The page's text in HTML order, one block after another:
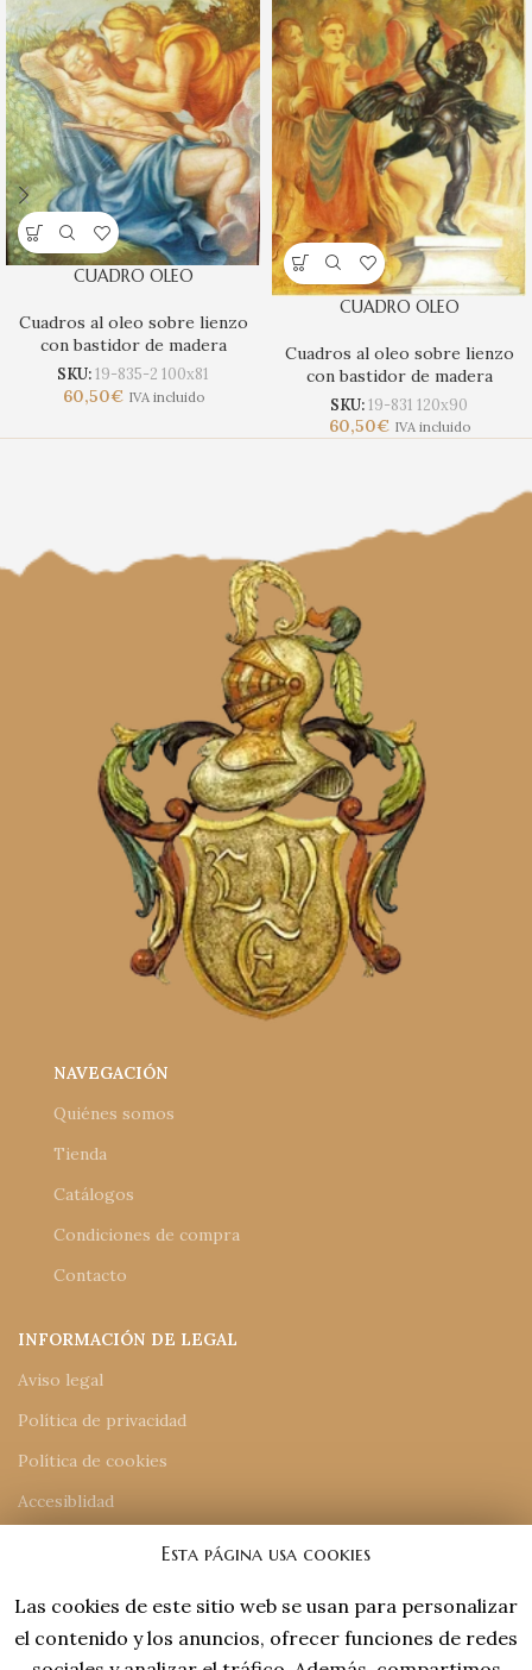
CUADRO OLEO
Cuadros al oleo sobre lienzo
con bastidor de madera
SKU:19-835-2 100x81
60,50€ IVA incluido
CUADRO OLEO
Cuadros al oleo sobre lienzo
con bastidor de madera
SKU:19-831 120x90
60,50€ IVA incluido
NAVEGACIÓN
Quiénes somos
Tienda
Catálogos
Condiciones de compra
Contacto
INFORMACIÓN DE LEGAL
Aviso legal
Política de privacidad
Política de cookies
Accesiblidad
INFORMACIÓN DE CONTACTO
918 77 48 18
Esta página usa cookies
Las cookies de este sitio web se usan para personalizar
el contenido y los anuncios, ofrecer funciones de redes